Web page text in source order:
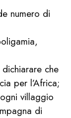
numero di
che
per l’Africa;
villaggio
di